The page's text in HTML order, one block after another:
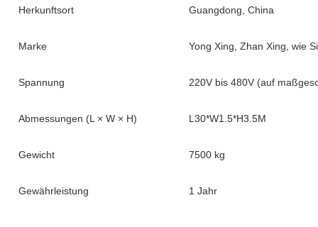
Herkunftsort Guangdong, China
Marke Yong Xing, Zhan Xing, wie
Spannung 220V bis 480V (auf
Abmessungen (L × W × H) L30*W1.5*H3.5M
Gewicht 7500 kg
Gewährleistung 1 Jahr